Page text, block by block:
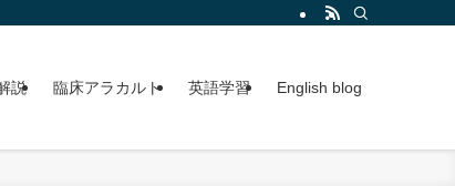
説 臨床アラカルト 英語学習 English blog